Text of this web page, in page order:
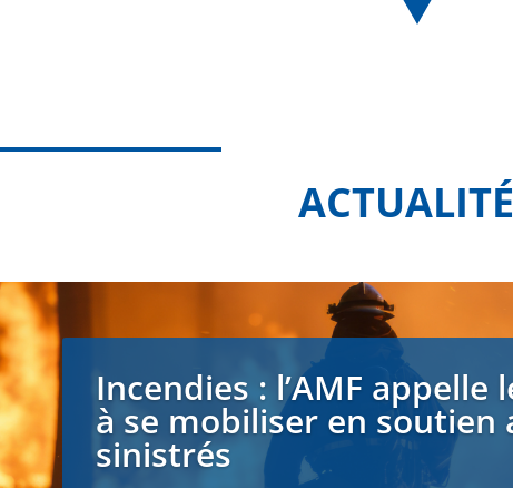
Incendies : l’AMF appelle
à se mobiliser en
sinistrés